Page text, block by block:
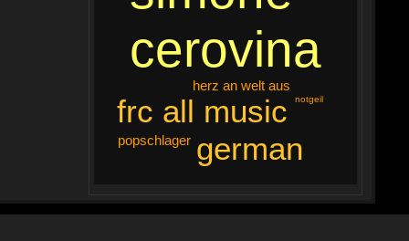
cerovina
frc all music
german
popschlager
herz an welt aus
notgeil